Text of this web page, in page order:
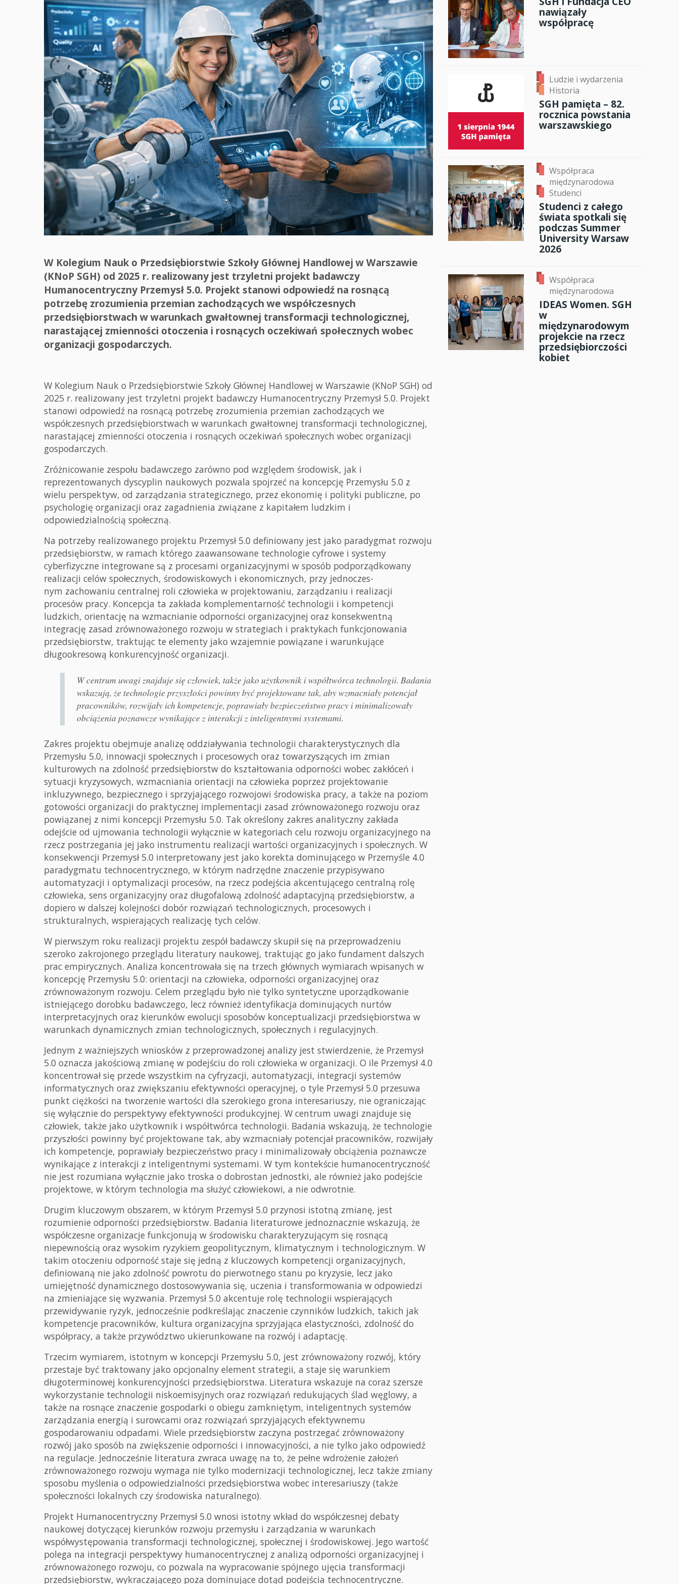
Studenci i doktoranci
Absolwenci
Współpraca międzynarodowa
Współpraca z otoczeniem
Sport
Historia
Wspomnienia
W Kolegium Nauk o Przedsiębiorstwie Szkoły Głównej Handlowej w Warszawie
(KNoP SGH) od 2025 r. realizowany jest trzyletni projekt badawczy
Humanocentryczny Przemysł 5.0. Projekt stanowi odpowiedź na rosnącą
potrzebę zrozumienia przemian zachodzących we współczesnych
przedsiębiorstwach w warunkach gwałtownej transformacji technologicznej,
narastającej zmienności otoczenia i rosnących oczekiwań społecznych wobec
organizacji gospodarczych.
W Kolegium Nauk o Przedsiębiorstwie Szkoły Głównej Handlowej w Warszawie (KNoP SGH) od
2025 r. realizowany jest trzyletni projekt badawczy Humanocentryczny Przemysł 5.0. Projekt
stanowi odpowiedź na rosnącą potrzebę zrozumienia przemian zachodzących we
współczesnych przedsiębiorstwach w warunkach gwałtownej transformacji technologicznej,
narastającej zmienności otoczenia i rosnących oczekiwań społecznych wobec organizacji
gospodarczych.
Zróżnicowanie zespołu badawczego zarówno pod względem środowisk, jak i
reprezentowanych dyscyplin naukowych pozwala spojrzeć na koncepcję Przemysłu 5.0 z
wielu perspektyw, od zarządzania strategicznego, przez ekonomię i polityki publiczne, po
psychologię organizacji oraz zagadnienia związane z kapitałem ludzkim i
odpowiedzialnością społeczną.
Na potrzeby realizowanego projektu Przemysł 5.0 definiowany jest jako paradygmat rozwoju
przedsiębiorstw, w ramach którego zaawansowane technologie cyfrowe i systemy
cyberfizyczne integrowane są z procesami organizacyjnymi w sposób podporządkowany
realizacji celów społecznych, środowiskowych i ekonomicznych, przy jednoczes-
nym zachowaniu centralnej roli człowieka w projektowaniu, zarządzaniu i realizacji
procesów pracy. Koncepcja ta zakłada komplementarność technologii i kompetencji
ludzkich, orientację na wzmacnianie odporności organizacyjnej oraz konsekwentną
integrację zasad zrównoważonego rozwoju w strategiach i praktykach funkcjonowania
przedsiębiorstw, traktując te elementy jako wzajemnie powiązane i warunkujące
długookresową konkurencyjność organizacji.
W centrum uwagi znajduje się człowiek, także jako użytkownik i współtwórca technologii. Badania
wskazują, że technologie przyszłości powinny być projektowane tak, aby wzmacniały potencjał
pracowników, rozwijały ich kompetencje, poprawiały bezpieczeństwo pracy i minimalizowały
obciążenia poznawcze wynikające z interakcji z inteligentnymi systemami.
Zakres projektu obejmuje analizę oddziaływania technologii charakterystycznych dla
Przemysłu 5.0, innowacji społecznych i procesowych oraz towarzyszących im zmian
kulturowych na zdolność przedsiębiorstw do kształtowania odporności wobec zakłóceń i
sytuacji kryzysowych, wzmacniania orientacji na człowieka poprzez projektowanie
inkluzywnego, bezpiecznego i sprzyjającego rozwojowi środowiska pracy, a także na poziom
gotowości organizacji do praktycznej implementacji zasad zrównoważonego rozwoju oraz
powiązanej z nimi koncepcji Przemysłu 5.0. Tak określony zakres analityczny zakłada
odejście od ujmowania technologii wyłącznie w kategoriach celu rozwoju organizacyjnego na
rzecz postrzegania jej jako instrumentu realizacji wartości organizacyjnych i społecznych. W
konsekwencji Przemysł 5.0 interpretowany jest jako korekta dominującego w Przemyśle 4.0
paradygmatu technocentrycznego, w którym nadrzędne znaczenie przypisywano
automatyzacji i optymalizacji procesów, na rzecz podejścia akcentującego centralną rolę
człowieka, sens organizacyjny oraz długofalową zdolność adaptacyjną przedsiębiorstw, a
dopiero w dalszej kolejności dobór rozwiązań technologicznych, procesowych i
strukturalnych, wspierających realizację tych celów.
W pierwszym roku realizacji projektu zespół badawczy skupił się na przeprowadzeniu
szeroko zakrojonego przeglądu literatury naukowej, traktując go jako fundament dalszych
prac empirycznych. Analiza koncentrowała się na trzech głównych wymiarach wpisanych w
koncepcję Przemysłu 5.0: orientacji na człowieka, odporności organizacyjnej oraz
zrównoważonym rozwoju. Celem przeglądu było nie tylko syntetyczne uporządkowanie
istniejącego dorobku badawczego, lecz również identyfikacja dominujących nurtów
interpretacyjnych oraz kierunków ewolucji sposobów konceptualizacji przedsiębiorstwa w
warunkach dynamicznych zmian technologicznych, społecznych i regulacyjnych.
Jednym z ważniejszych wniosków z przeprowadzonej analizy jest stwierdzenie, że Przemysł
5.0 oznacza jakościową zmianę w podejściu do roli człowieka w organizacji. O ile Przemysł 4.0
koncentrował się przede wszystkim na cyfryzacji, automatyzacji, integracji systemów
informatycznych oraz zwiększaniu efektywności operacyjnej, o tyle Przemysł 5.0 przesuwa
punkt ciężkości na tworzenie wartości dla szerokiego grona interesariuszy, nie ograniczając
się wyłącznie do perspektywy efektywności produkcyjnej. W centrum uwagi znajduje się
człowiek, także jako użytkownik i współtwórca technologii. Badania wskazują, że technologie
przyszłości powinny być projektowane tak, aby wzmacniały potencjał pracowników, rozwijały
ich kompetencje, poprawiały bezpieczeństwo pracy i minimalizowały obciążenia poznawcze
wynikające z interakcji z inteligentnymi systemami. W tym kontekście humanocentryczność
nie jest rozumiana wyłącznie jako troska o dobrostan jednostki, ale również jako podejście
projektowe, w którym technologia ma służyć człowiekowi, a nie odwrotnie.
Drugim kluczowym obszarem, w którym Przemysł 5.0 przynosi istotną zmianę, jest
rozumienie odporności przedsiębiorstw. Badania literaturowe jednoznacznie wskazują, że
współczesne organizacje funkcjonują w środowisku charakteryzującym się rosnącą
niepewnością oraz wysokim ryzykiem geopolitycznym, klimatycznym i technologicznym. W
takim otoczeniu odporność staje się jedną z kluczowych kompetencji organizacyjnych,
definiowaną nie jako zdolność powrotu do pierwotnego stanu po kryzysie, lecz jako
umiejętność dynamicznego dostosowywania się, uczenia i transformowania w odpowiedzi
na zmieniające się wyzwania. Przemysł 5.0 akcentuje rolę technologii wspierających
przewidywanie ryzyk, jednocześnie podkreślając znaczenie czynników ludzkich, takich jak
kompetencje pracowników, kultura organizacyjna sprzyjająca elastyczności, zdolność do
współpracy, a także przywództwo ukierunkowane na rozwój i adaptację.
Trzecim wymiarem, istotnym w koncepcji Przemysłu 5.0, jest zrównoważony rozwój, który
przestaje być traktowany jako opcjonalny element strategii, a staje się warunkiem
długoterminowej konkurencyjności przedsiębiorstwa. Literatura wskazuje na coraz szersze
wykorzystanie technologii niskoemisyjnych oraz rozwiązań redukujących ślad węglowy, a
także na rosnące znaczenie gospodarki o obiegu zamkniętym, inteligentnych systemów
zarządzania energią i surowcami oraz rozwiązań sprzyjających efektywnemu
gospodarowaniu odpadami. Wiele przedsiębiorstw zaczyna postrzegać zrównoważony
rozwój jako sposób na zwiększenie odporności i innowacyjności, a nie tylko jako odpowiedź
na regulacje. Jednocześnie literatura zwraca uwagę na to, że pełne wdrożenie założeń
zrównoważonego rozwoju wymaga nie tylko modernizacji technologicznej, lecz także zmiany
sposobu myślenia o odpowiedzialności przedsiębiorstwa wobec interesariuszy (także
społeczności lokalnych czy środowiska naturalnego).
Projekt Humanocentryczny Przemysł 5.0 wnosi istotny wkład do współczesnej debaty
naukowej dotyczącej kierunków rozwoju przemysłu i zarządzania w warunkach
współwystępowania transformacji technologicznej, społecznej i środowiskowej. Jego wartość
polega na integracji perspektywy humanocentrycznej z analizą odporności organizacyjnej i
zrównoważonego rozwoju, co pozwala na wypracowanie spójnego ujęcia transformacji
przedsiębiorstw, wykraczającego poza dominujące dotąd podejścia technocentryczne.
nawiązały
współpracę
Ludzie i wydarzenia
Historia
SGH pamięta – 82.
rocznica powstania
warszawskiego
Współpraca
międzynarodowa
Studenci
Studenci z całego
świata spotkali się
podczas Summer
University Warsaw
2026
Współpraca
międzynarodowa
IDEAS Women. SGH
w
międzynarodowym
projekcie na rzecz
przedsiębiorczości
kobiet